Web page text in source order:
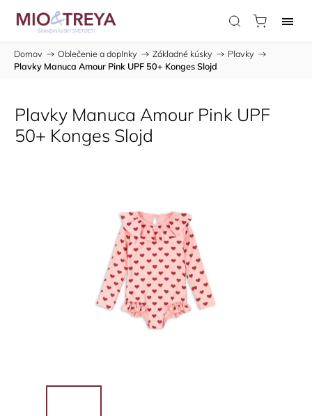
Domov / Oblečenie a doplnky / Základné kúsky / Plavky /
Plavky Manuca Amour Pink UPF 50+ Konges Slojd
Plavky Manuca Amour Pink UPF
50+ Konges Slojd